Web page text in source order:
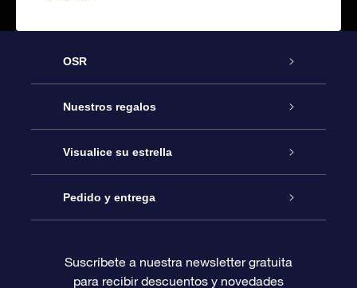
OSR
Atención
Contáctanos
Blog
Reseñas
Nuestros regalos
Regalo Estrella Online
Paquete de Regalo OSR
Tarjeta de Regalo OSR
Visualice su estrella
Registro estelar
Pedido y entrega
Suscríbete a nuestra newsletter gratuita
para recibir descuentos y novedades